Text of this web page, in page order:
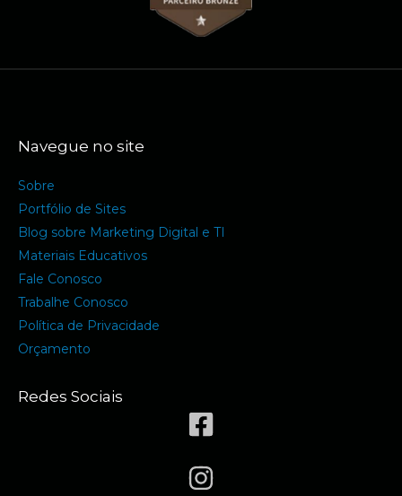
Navegue no site
Sobre
Portfólio de Sites
Blog sobre Marketing Digital e TI
Materiais Educativos
Fale Conosco
Trabalhe Conosco
Política de Privacidade
Orçamento
Redes Sociais